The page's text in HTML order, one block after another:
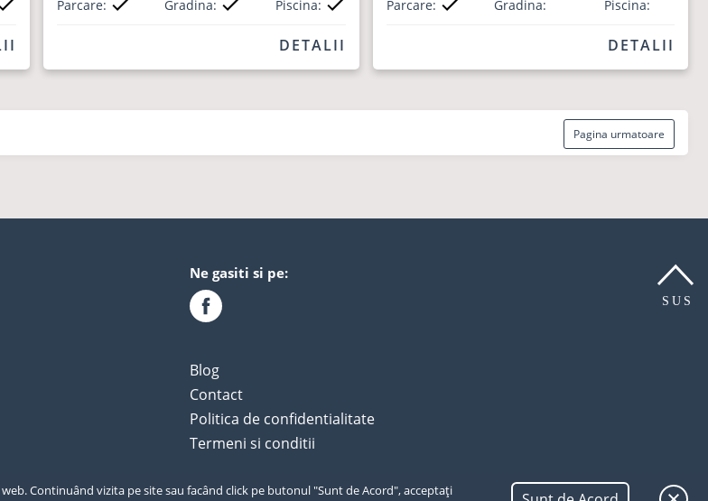
Continuând vizita pe site sau facând click pe butonul "Sunt de Acord", acceptați
Parcare: Gradina: Piscina:
DETALII
Parcare: Gradina: Piscina:
DETALII
Pagina urmatoare
SUS
SUS
Ne gasiti si pe:
Blog
Contact
Politica de confidentialitate
Termeni si conditii